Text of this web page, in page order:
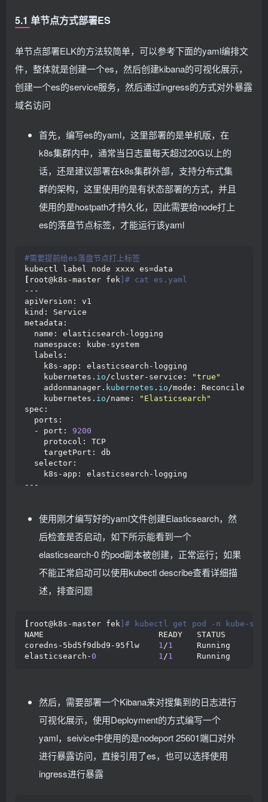
5.1 单节点方式部署ES
单节点部署ELK的方法较简单，可以参考下面的yaml编排文
件，整体就是创建一个es，然后创建kibana的可视化展示，
创建一个es的service服务，然后通过ingress的方式对外暴露
域名访问
首先，编写es的yaml，这里部署的是单机版，在
k8s集群内中，通常当日志量每天超过20G以上的
话，还是建议部署在k8s集群外部，支持分布式集
群的架构，这里使用的是有状态部署的方式，并且
使用的是hostpath才持久化，因此需要给node打上
es的落盘节点标签，才能运行该yaml
#需要提前给es落盘节点打上标签
kubectl label node xxxx es=data
root@k8s-master fek ]# cat es.yaml
---
apiVersion: v1
kind: Service
metadata:
  name: elasticsearch-logging
  namespace: kube-system
  labels:
    k8s-app: elasticsearch-logging
    kubernetes.
io/cluster-service:
"true"
    addonmanager.
kubernetes . io/mode: Reconcile
    kubernetes.
io/name:
"Elasticsearch"
spec:
  ports:
  - port:
9200
    protocol: TCP
    targetPort: db
  selector:
    k8s-app: elasticsearch-logging
---
kind: ServiceAccount
  name: elasticsearch-logging
  namespace: kube-system
  labels:
    k8s-app: elasticsearch-logging
    addonmanager.
apiVersion: rbac. authorization k8s io/v1
metadata:
  name: elasticsearch-logging
  labels:
rules:
  -
""
  resources:
  -
"services"
  -
"namespaces"
  verbs:
使用刚才编写好的yaml文件创建Elasticsearch，然
后检查是否启动，如下所示能看到一个
elasticsearch-0 的pod副本被创建，正常运行；如果
不能正常启动可以使用kubectl describe查看详细描
述，排查问题
root@k8s-master fek ]# kubectl get pod -n kube-
NAME                        READY   STATUS
coredns-5bd5f9dbd9-95flw 1/1
elasticsearch-0 1/1
然后，需要部署一个Kibana来对搜集到的日志进行
可视化展示，使用Deployment的方式编写一个
yaml，seivice中使用的是nodeport 25601端口对外
进行暴露访问，直接引用了es，也可以选择使用
ingress进行暴露